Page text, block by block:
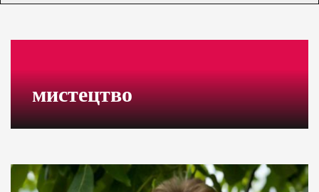
мистецтво